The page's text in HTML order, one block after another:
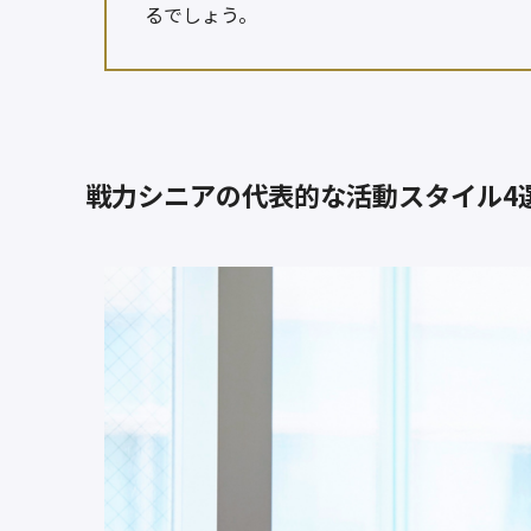
るでしょう。
戦力シニアの代表的な活動スタイル4